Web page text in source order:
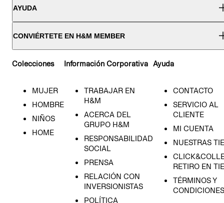
AYUDA
CONVIÉRTETE EN H&M MEMBER
Colecciones
MUJER
HOMBRE
NIÑOS
HOME
Información Corporativa
TRABAJAR EN
H&M
ACERCA DEL
GRUPO H&M
RESPONSABILIDAD
SOCIAL
PRENSA
RELACIÓN CON
INVERSIONISTAS
POLÍTICA
Ayuda
CONTACTO
SERVICIO AL
CLIENTE
MI CUENTA
NUESTRAS
RETIRO EN
TÉRMINOS Y
CONDICIONES